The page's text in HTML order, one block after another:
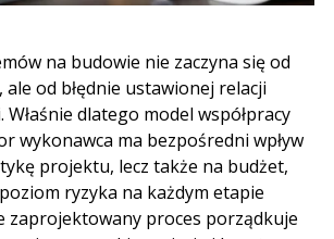
na budowie nie zaczyna się od
ale od błędnie ustawionej relacji
dlatego model współpracy
wykonawca ma bezpośredni wpływ
projektu, lecz także na budżet,
ryzyka na każdym etapie
zaprojektowany proces porządkuje